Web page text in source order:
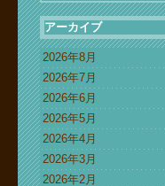
アーカイブ
2026年8月
2026年7月
2026年6月
2026年5月
2026年4月
2026年3月
2026年2月